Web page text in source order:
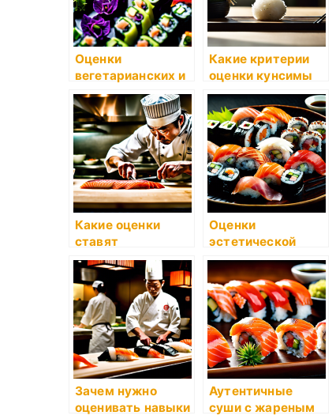
Оценки
вегетарианских и
веганских суши-
роллов
Какие критерии
оценки кунсимы
(рисовая
шарика)?
Какие оценки
ставят
профессиональны
е сушисты друг
другу?
Оценки
эстетической
составляющей
суши: форма и
декор
Зачем нужно
оценивать навыки
Аутентичные
суши с жареным